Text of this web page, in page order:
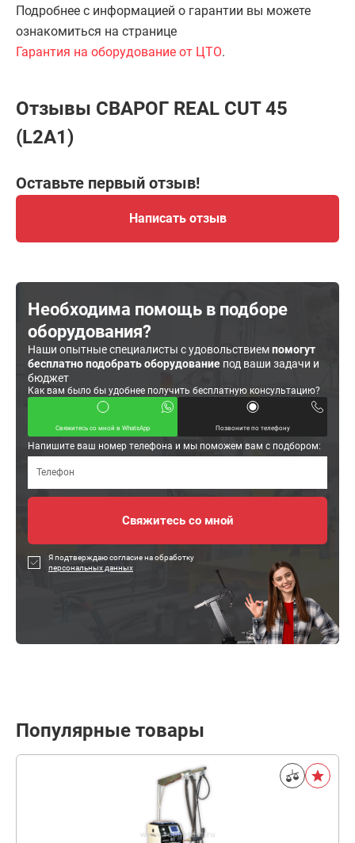
Подробнее с информацией о гарантии вы можете
ознакомиться на странице
Гарантия на оборудование от ЦТО.
Отзывы СВАРОГ REAL CUT 45
(L2А1)
Оставьте первый отзыв!
Написать отзыв
Необходима помощь в подборе
оборудования?
Наши опытные специалисты с удовольствиемпомогут
бесплатно подобрать оборудование под ваши задачи и
бюджет
Как вам было бы удобнее получить бесплатную консультацию?
Свяжитесь со мной в WhatsApp Позвоните по телефону
Напишите ваш номер телефона и мы поможем вам с подбором:
Я подтверждаю согласие на обработку
персональных данных
Популярные товары